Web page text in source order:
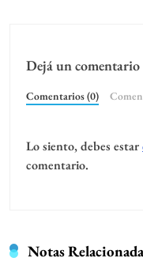
Dejá un comentario
Comentarios (0)
Lo siento, debes estar
comentario.
Notas